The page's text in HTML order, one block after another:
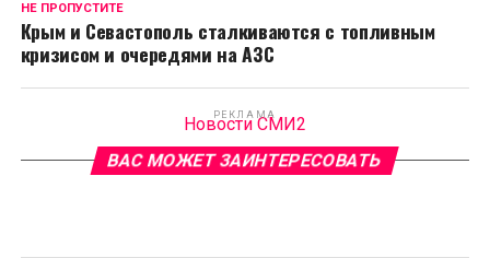
НЕ ПРОПУСТИТЕ
Крым и Севастополь сталкиваются с топливным
кризисом и очередями на АЗС
РЕКЛАМА
Новости СМИ2
ВАС МОЖЕТ ЗАИНТЕРЕСОВАТЬ